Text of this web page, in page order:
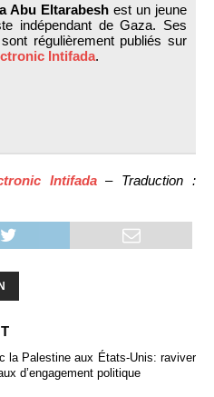
Abu Eltarabesh est un jeune
indépendant de Gaza. Ses
régulièrement publiés sur
Intifada.
Intifada– Traduction :
la Palestine aux États-Unis: raviver
d’engagement politique